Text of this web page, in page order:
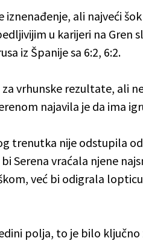
ali najveći
u karijeri na Gren
iz Španije sa 6:2, 6:2.
vrhunske rezultate, ali
najavila je da ima
trenutka nije odstupila
Serena vraćala njene
već bi odigrala
polja, to je bilo ključno